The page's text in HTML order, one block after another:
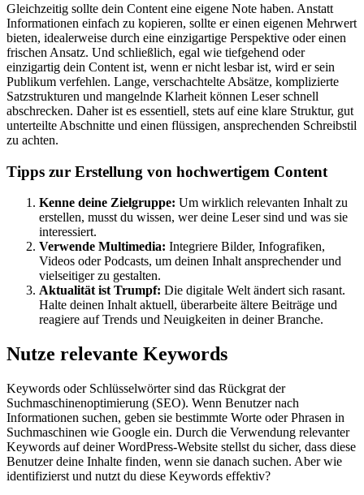
Gleichzeitig sollte dein Content eine eigene Note haben. Anstatt
Informationen einfach zu kopieren, sollte er einen eigenen Mehrwert
bieten, idealerweise durch eine einzigartige Perspektive oder einen
frischen Ansatz. Und schließlich, egal wie tiefgehend oder
einzigartig dein Content ist, wenn er nicht lesbar ist, wird er sein
Publikum verfehlen. Lange, verschachtelte Absätze, komplizierte
Satzstrukturen und mangelnde Klarheit können Leser schnell
abschrecken. Daher ist es essentiell, stets auf eine klare Struktur, gut
unterteilte Abschnitte und einen flüssigen, ansprechenden Schreibstil
zu achten.
Tipps zur Erstellung von hochwertigem Content
Kenne deine Zielgruppe: Um wirklich relevanten Inhalt zu
erstellen, musst du wissen, wer deine Leser sind und was sie
interessiert.
Verwende Multimedia: Integriere Bilder, Infografiken,
Videos oder Podcasts, um deinen Inhalt ansprechender und
vielseitiger zu gestalten.
Aktualität ist Trumpf: Die digitale Welt ändert sich rasant.
Halte deinen Inhalt aktuell, überarbeite ältere Beiträge und
reagiere auf Trends und Neuigkeiten in deiner Branche.
Nutze relevante Keywords
Keywords oder Schlüsselwörter sind das Rückgrat der
Suchmaschinenoptimierung (SEO). Wenn Benutzer nach
Informationen suchen, geben sie bestimmte Worte oder Phrasen in
Suchmaschinen wie Google ein. Durch die Verwendung relevanter
Keywords auf deiner WordPress-Website stellst du sicher, dass diese
Benutzer deine Inhalte finden, wenn sie danach suchen. Aber wie
identifizierst und nutzt du diese Keywords effektiv?